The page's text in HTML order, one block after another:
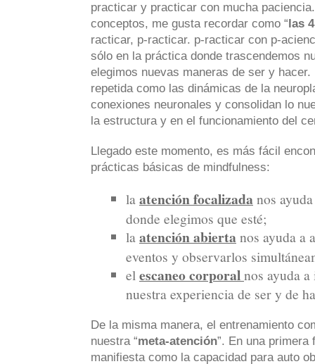
practicar y practicar con mucha
conceptos, me gusta recordar como “las
racticar, p-racticar. p-racticar con p-
sólo en la práctica donde trascendemos
elegimos nuevas maneras de ser y
repetida como las dinámicas de la
conexiones neuronales y consolidan lo
la estructura y en el funcionamiento del
Llegado este momento, es más fácil
prácticas básicas de mindfulness:
laatención focalizadanos
donde elegimos que esté;
laatención abiertanos ayuda a
eventos y observarlos
el escaneo corporalnos ayuda
nuestra experiencia de ser y de
De la misma manera, el entrenamiento
nuestra “meta-atención”. En una primera
manifiesta como la capacidad para auto